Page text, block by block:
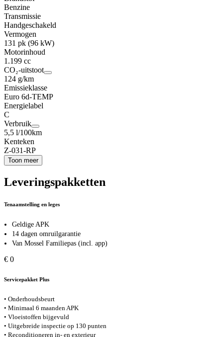
Benzine
Transmissie
Handgeschakeld
Vermogen
131 pk (96 kW)
Motorinhoud
1.199 cc
CO₂-uitstoot
124 g/km
Emissieklasse
Euro 6d-TEMP
Energielabel
C
Verbruik
5,5 l/100km
Kenteken
Z-031-RP
Toon meer
Leveringspakketten
Tenaamstelling en leges
Geldige APK
14 dagen omruilgarantie
Van Mossel Familiepas (incl. app)
€ 0
Servicepakket Plus
• Onderhoudsbeurt
• Minimaal 6 maanden APK
• Vloeistoffen bijgevuld
• Uitgebreide inspectie op 130 punten
• Reconditioneren in- en exterieur